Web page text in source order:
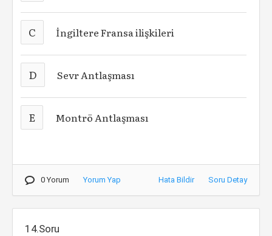
C İngiltere Fransa ilişkileri
D Sevr Antlaşması
E Montrö Antlaşması
0 Yorum Yorum Yap Hata Bildir Soru Detay
14.Soru